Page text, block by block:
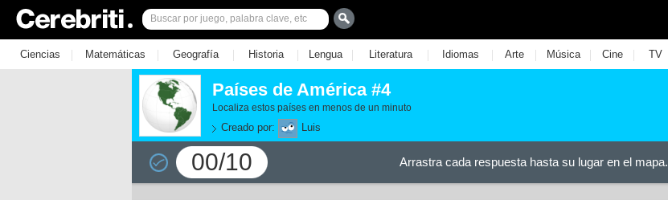
Ciencias | Matemáticas | Geografía | Historia | Lengua | Literatura | Idiomas | Arte | Música | Cine | TV
Países de América #4
Localiza estos países en menos de un minuto
Creado por: Luis
00/10 Arrastra cada respuesta hasta su lugar en el mapa.